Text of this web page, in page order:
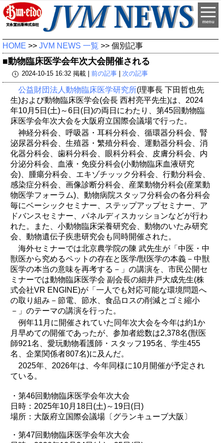
menu
HOME >> JVM NEWS 一覧 >> 個別記事
■動物臨床医学会年次大会開催される
2024-10-15 16:32 掲載 | 前の記事| 次の記事
公益財団法人動物臨床医学研究所(理事長 下田哲也先
生)および動物臨床医学会(会長 西村亮平先生)は、2024
年10月5日(土)～6日(日)の両日にわたり、第45回動物臨
床医学会年次大会を大阪府立国際会議場で行った。
神経分科会、呼吸器・耳科分科会、循環器分科会、腎
泌尿器分科会、生殖器・繁殖分科会、運動器分科会、消
化器分科会、歯科分科会、眼科分科会、皮膚分科会、内
分泌分科会、血液・免疫分科会(小動物臨床血液研究
会)、腫瘍分科会、エキゾチッック分科会、行動分科会、
感染症分科会、画像診断分科会、産業動物分科会(産業動
物医学フォーラム)、動物病院スタッフ分科会の各分科会
毎にベーシックセミナー、ステップアップセミナー、ア
ドバンスセミナー、パネルディスカッションなどが行わ
れた。また、小動物臨床栄養研究会、動物のいたみ研究
会、動物遺伝子疾患研究会も同時開催された。
海外セミナーでは北京農学院の陳 武先生が「中医・中
獣医から究めるペットの存在と医学/獣医学の本義－中獣
医学の本当の意味を再考する－」の講演を、市民公開セ
ミナーでは動物臨床医学会 副会長の細井戸大成先生(株
式会社VR ENGINE)が「一人でも対応可能な環境問題へ
の取り組み－節電、節水、食品ロスの削減とゴミ縮小
－」のテーマの講演を行った。
例年11月に開催されていた同年次大会を今年は約1か
月早めての開催であったが、参加者総数は2,378名(獣医
師921名、愛玩動物看護師・スタッフ195名、学生455
名、企業関係者807名)に及んだ。
2025年、2026年は、今年同様に10月開催が予定され
ている。
・第46回動物臨床医学会年次大会
日時：2025年10月18日(土)～19日(日)
場所：大阪府立国際会議場〔グランキューブ大阪〕
・第47回動物臨床医学会年次大会